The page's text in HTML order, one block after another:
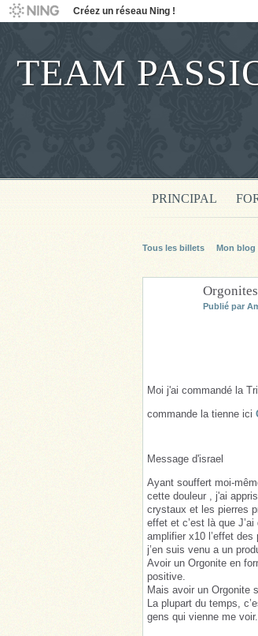
Créez un réseau Ning !
TEAM
PRINCIPAL
Tous les billets Mon blog
Publié par
Moi j'ai commandé la
commande la tienne ici
Message d'israel
Ayant souffert moi-
cette douleur , j'ai
crystaux et les pierres
effet et c’est là que
amplifier x10 l’effet
j’en suis venu a un
Avoir un Orgonite en
positive.
Mais avoir un Orgonite
La plupart du temps,
gens qui vienne me voir.